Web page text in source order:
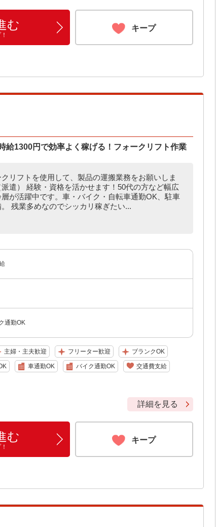
む キープ
給1300円で効率よく稼げる！フォークリフト作業
クリフトを使用して、製品の運搬業務をお願いしま
遣） 経験・資格を活かせます！50代の方など幅広
層が活躍中です。車・バイク・自転車通勤OK、駐車
残業多めなのでシッカリ稼ぎたい...
通勤OK
主婦・主夫歓迎 フリーター歓迎 ブランクOK
車通勤OK バイク通勤OK 交通費支給
詳細を見る
む キープ